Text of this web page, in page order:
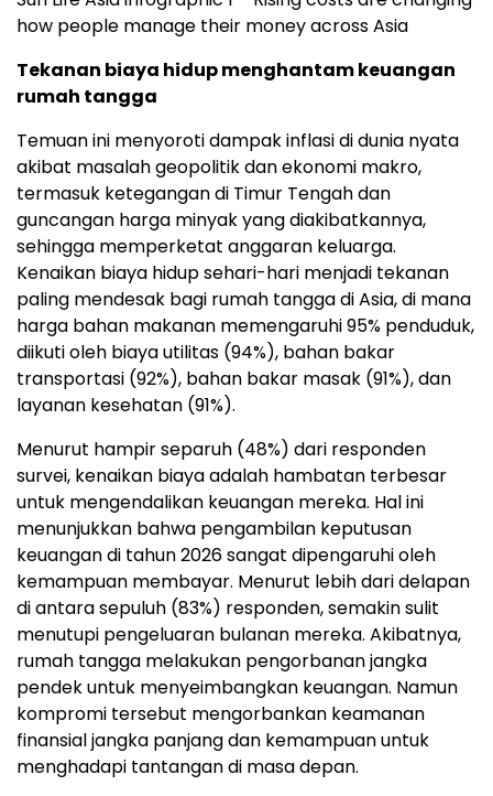
how people manage their money across Asia
Tekanan biaya hidup menghantam keuangan
rumah tangga
Temuan ini menyoroti dampak inflasi di dunia nyata
akibat masalah geopolitik dan ekonomi makro,
termasuk ketegangan di Timur Tengah dan
guncangan harga minyak yang diakibatkannya,
sehingga memperketat anggaran keluarga.
Kenaikan biaya hidup sehari-hari menjadi tekanan
paling mendesak bagi rumah tangga di Asia, di mana
harga bahan makanan memengaruhi 95% penduduk,
diikuti oleh biaya utilitas (94%), bahan bakar
transportasi (92%), bahan bakar masak (91%), dan
layanan kesehatan (91%).
Menurut hampir separuh (48%) dari responden
survei, kenaikan biaya adalah hambatan terbesar
untuk mengendalikan keuangan mereka. Hal ini
menunjukkan bahwa pengambilan keputusan
keuangan di tahun 2026 sangat dipengaruhi oleh
kemampuan membayar. Menurut lebih dari delapan
di antara sepuluh (83%) responden, semakin sulit
menutupi pengeluaran bulanan mereka. Akibatnya,
rumah tangga melakukan pengorbanan jangka
pendek untuk menyeimbangkan keuangan. Namun
kompromi tersebut mengorbankan keamanan
finansial jangka panjang dan kemampuan untuk
menghadapi tantangan di masa depan.